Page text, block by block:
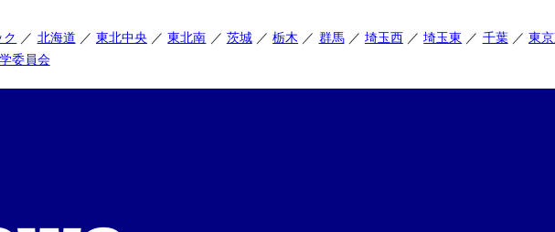
北海道 東北中央 東北南 茨城 栃木 群馬 埼玉西 埼玉東 千葉 東
委員会